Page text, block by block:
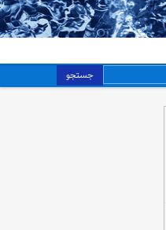
جستجو